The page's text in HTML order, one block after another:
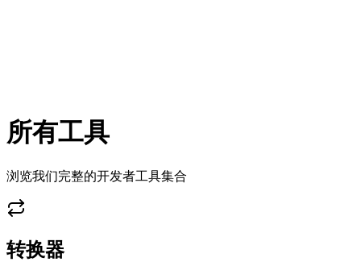
所有工具
浏览我们完整的开发者工具集合
转换器